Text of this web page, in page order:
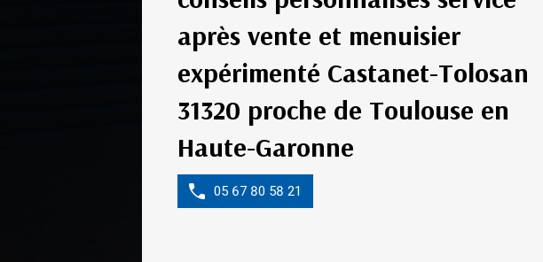
après vente et menuisier
expérimenté Castanet-Tolosan
31320 proche de Toulouse en
Haute-Garonne
05 67 80 58 21